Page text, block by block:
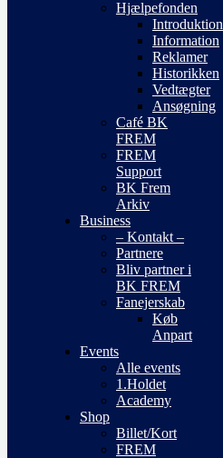
Hjælpefonden
Introduktion
Information
Reklamer
Historikken
Vedtægter
Ansøgning
Café BK
FREM
FREM
Support
BK Frem
Arkiv
Business
– Kontakt –
Partnere
Bliv partner i
BK FREM
Fanejerskab
Køb
Anpart
Events
Alle events
1.Holdet
Academy
Shop
Billet/Kort
FREM